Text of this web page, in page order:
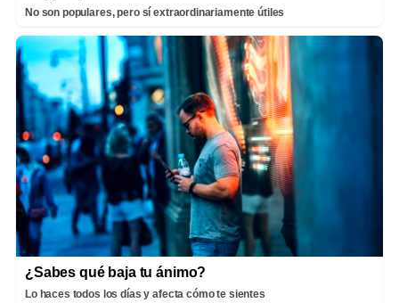
No son populares, pero sí extraordinariamente útiles
¿Sabes qué baja tu ánimo?
Lo haces todos los días y afecta cómo te sientes